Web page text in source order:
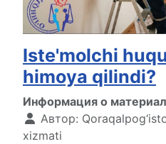
Iste'molchi
himoya qilindi?
Информация о
Автор:
xizmati